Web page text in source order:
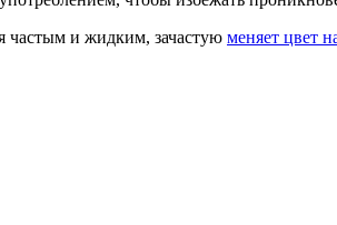
частым и жидким, зачастую меняет цвет